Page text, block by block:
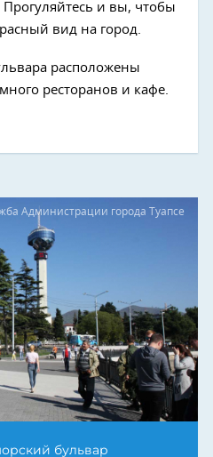
Прогуляйтесь и вы, чтобы
вид на город.
расположены
ресторанов и кафе.
Администрации города Туапсе
бульвар